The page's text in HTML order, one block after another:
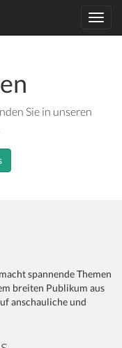
Sie in unseren
spannende Themen
breiten Publikum aus
anschauliche und